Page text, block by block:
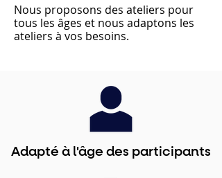
Nous proposons des ateliers pour
tous les âges et nous adaptons les
ateliers à vos besoins.
Adapté à l'âge des participants